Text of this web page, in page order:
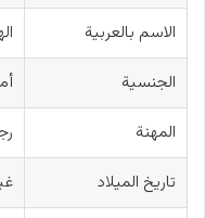
الاسم بالعربية
الجنسية
المهنة
تاريخ الميلاد